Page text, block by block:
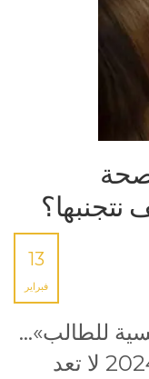
13
فبراير
للطالب»…
كيف نتجنبها؟ الثلاثاء 13 شباط 2024 لا تعد